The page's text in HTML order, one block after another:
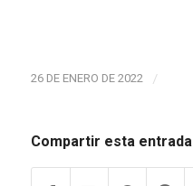
26 DE ENERO DE 2022 /
Compartir esta entrada